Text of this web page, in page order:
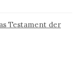
Testament der